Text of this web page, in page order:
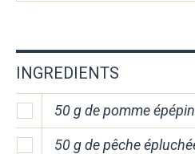
INGREDIENTS
50 g de pomme
50 g de pêche